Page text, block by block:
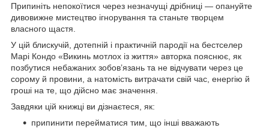
Припиніть непокоїтися через незначущі дрібниці — опануйте
дивовижне мистецтво ігнорування та станьте творцем
власного щастя.
У цій блискучій, дотепній і практичній пародії на бестселер
Марі Кондо «Викинь мотлох із життя» авторка пояснює, як
позбутися небажаних зобов’язань та не відчувати через це
сорому й провини, а натомість витрачати свій час, енергію й
гроші на те, що дійсно має значення.
Завдяки цій книжці ви дізнаєтеся, як:
припинити перейматися тим, що інші вважають